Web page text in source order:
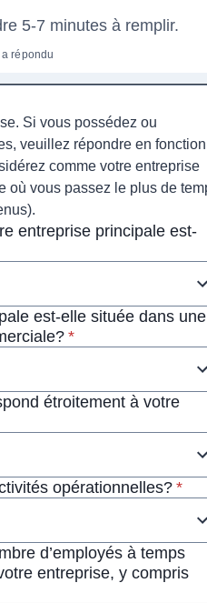
5-7 minutes à remplir.
répondu
Si vous possédez ou
veuillez répondre en fonction
comme votre entreprise
où vous passez le plus de
entreprise principale est-
est-elle située dans une
* Obligatoire
*
étroitement à votre
opérationnelles?**
d’employés à temps
entreprise, y compris